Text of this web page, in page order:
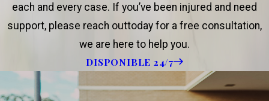
each and every case. If you’ve been injured and need
support, please reach outtoday for a free consultation,
we are here to help you.
DISPONIBLE 24/7